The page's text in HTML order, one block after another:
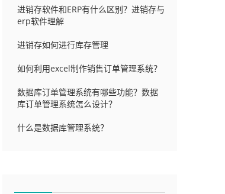
进销存软件和ERP有什么区别？进销存与
erp软件理解
进销存如何进行库存管理
如何利用excel制作销售订单管理系统？
数据库订单管理系统有哪些功能？数据
库订单管理系统怎么设计？
什么是数据库管理系统？